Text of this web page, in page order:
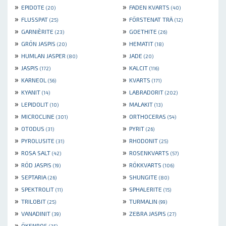
» EPIDOTE (20) » FADEN KVARTS (40)
» FLUSSPAT (25) » FÖRSTENAT TRÄ (12)
» GARNIÈRITE (23) » GOETHITE (26)
» GRÖN JASPIS (20) » HEMATIT (18)
» HUMLAN JASPER (80) » JADE (20)
» JASPIS (172) » KALCIT (116)
» KARNEOL (56) » KVARTS (171)
» KYANIT (14) » LABRADORIT (202)
» LEPIDOLIT (10) » MALAKIT (13)
» MICROCLINE (301) » ORTHOCERAS (54)
» OTODUS (31) » PYRIT (26)
» PYROLUSITE (31) » RHODONIT (25)
» ROSA SALT (42) » ROSENKVARTS (57)
» RÖD JASPIS (19) » RÖKKVARTS (106)
» SEPTARIA (26) » SHUNGITE (80)
» SPEKTROLIT (11) » SPHALERITE (15)
» TRILOBIT (25) » TURMALIN (99)
» VANADINIT (39) » ZEBRA JASPIS (27)